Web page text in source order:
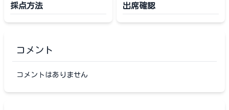
採点方法 出席確認
コメント
コメントはありません